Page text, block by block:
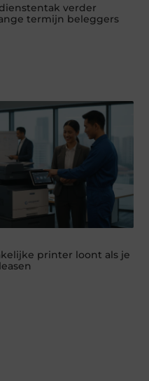
verder
termijn beleggers
printer loont als je